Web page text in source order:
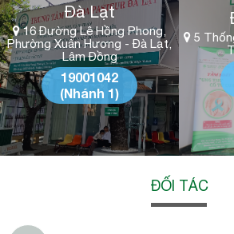
Đà Lạt
16 Đường Lê Hồng Phong,
Phường Xuân Hương - Đà Lạt,
Lâm Đồng
19001042
(Nhánh 1)
5
ĐỐI TÁC